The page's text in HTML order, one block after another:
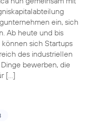
ein, sich
Ab heute und bis
können sich Startups
des industriellen
bewerben, die
[…]